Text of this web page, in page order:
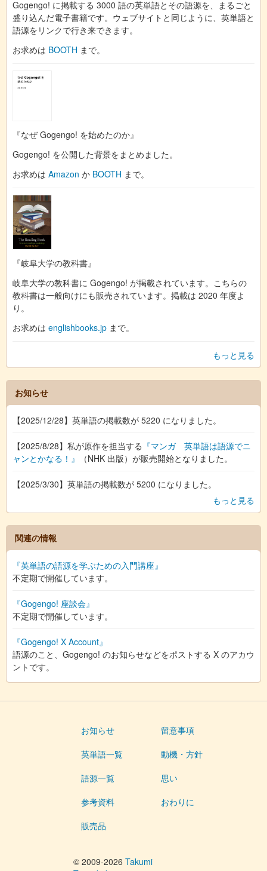
Gogengo! に掲載する 3000 語の英単語とその語源を、まるごと
盛り込んだ電子書籍です。ウェブサイトと同じように、英単語と
語源をリンクで行き来できます。
お求めは BOOTH まで。
『なぜ Gogengo! を始めたのか』
Gogengo! を公開した背景をまとめました。
お求めは Amazon か BOOTH まで。
『岐阜大学の教科書』
岐阜大学の教科書に Gogengo! が掲載されています。こちらの
教科書は一般向けにも販売されています。掲載は 2020 年度よ
り。
お求めは englishbooks.jp まで。
もっと見る
お知らせ
【2025/12/28】英単語の掲載数が 5220 になりました。
【2025/8/28】私が原作を担当する 『マンガ 英単語は語源でニ
ャンとかなる！』
（NHK 出版）が販売開始となりました。
【2025/3/30】英単語の掲載数が 5200 になりました。
もっと見る
関連の情報
『英単語の語源を学ぶための入門講座』
不定期で開催しています。
『Gogengo! 座談会』
不定期で開催しています。
『Gogengo! X Account』
語源のこと、Gogengo! のお知らせなどをポストする X のアカウ
ントです。
お知らせ
英単語一覧
語源一覧
参考資料
販売品
留意事項
動機・方針
思い
おわりに
© 2009-2026 Takumi